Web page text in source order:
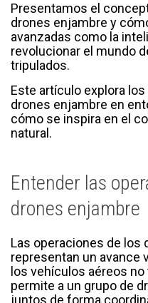
Presentamos el
drones enjambre y
avanzadas como la
revolucionar el mundo
tripulados.
Este artículo explora
drones enjambre en
cómo se inspira en el
natural.
Entender las
drones enjambre
Las operaciones de los
representan un avance
los vehículos aéreos no
permite a un grupo de